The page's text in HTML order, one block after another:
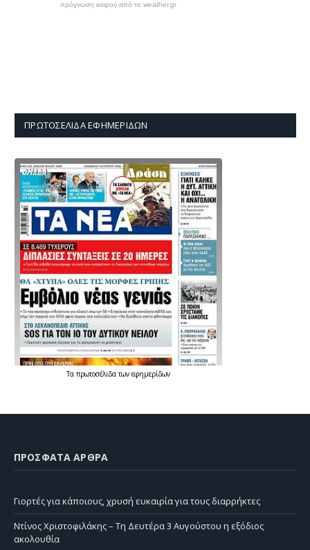
πρόγνωση καιρού από το weather.gr
ΠΡΩΤΟΣΈΛΙΔΑ ΕΦΗΜΕΡΊΔΩΝ
Τα πρωτοσέλιδατων εφημερίδων
ΠΡΌΣΦΑΤΑ ΆΡΘΡΑ
Γιορτές για κάποιους, χρυσή ευκαιρία για τους διαρρήκτες
Ντίνος Χριστοφιλάκης – Τη Δευτέρα 3 Αυγούστου η εξόδιος
ακολουθία